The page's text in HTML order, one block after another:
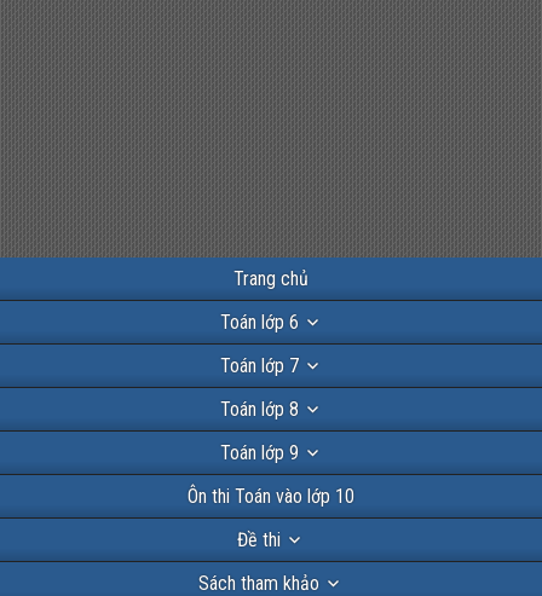
Trang chủ
Toán lớp 6
Toán lớp 7
Toán lớp 8
Toán lớp 9
Ôn thi Toán vào lớp 10
Đề thi
Sách tham khảo